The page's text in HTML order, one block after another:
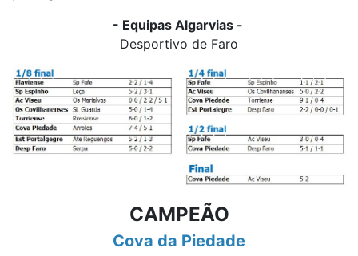
- Equipas Algarvias -
Desportivo de Faro
CAMPEÃO
Cova da Piedade